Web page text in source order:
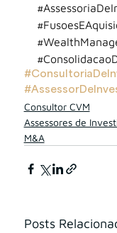
Consultor CVM
Assessores de
M&A
Posts